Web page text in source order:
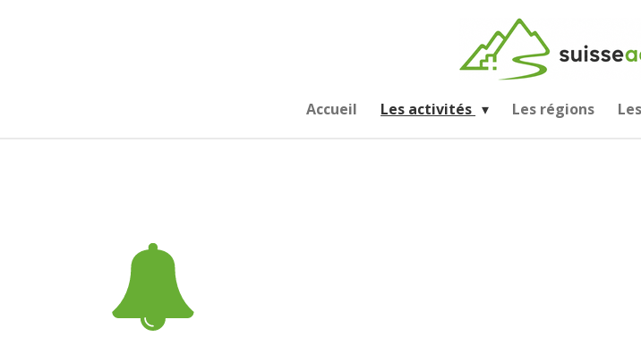
Accueil Les activités Les régions